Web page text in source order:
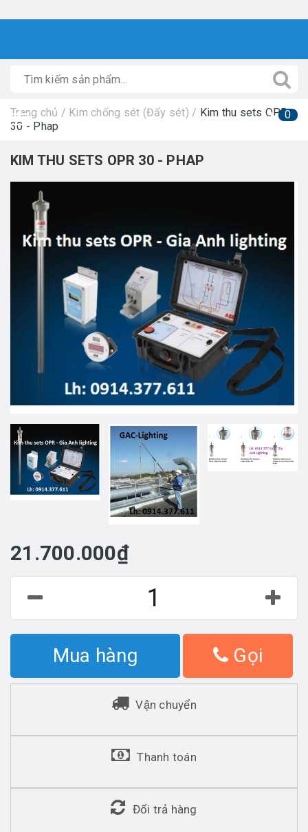
0
Trang chủ / Kim chống sét (Đẩy sét) / Kim thu sets OPR
30 - Phap
KIM THU SETS OPR 30 - PHAP
21.700.000₫
Mua hàng Gọi
Vận chuyển
Thanh toán
Đổi trả hàng